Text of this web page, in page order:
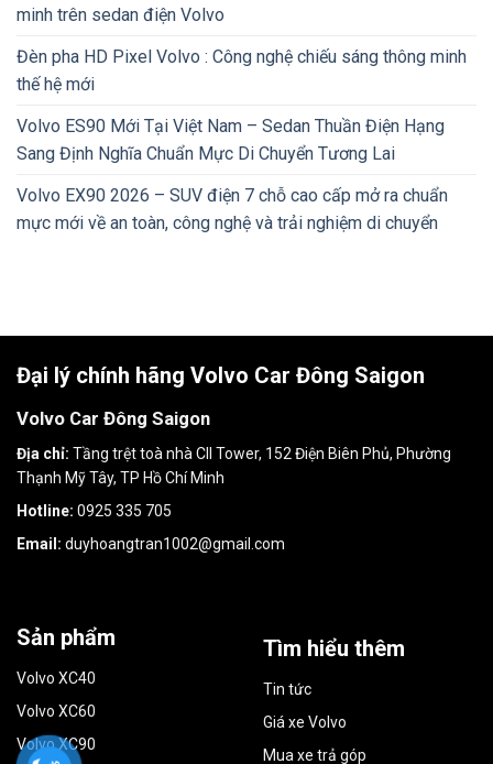
minh trên sedan điện Volvo
Đèn pha HD Pixel Volvo : Công nghệ chiếu sáng thông minh
thế hệ mới
Volvo ES90 Mới Tại Việt Nam – Sedan Thuần Điện Hạng
Sang Định Nghĩa Chuẩn Mực Di Chuyển Tương Lai
Volvo EX90 2026 – SUV điện 7 chỗ cao cấp mở ra chuẩn
mực mới về an toàn, công nghệ và trải nghiệm di chuyển
Đại lý chính hãng Volvo Car Đông Saigon
Volvo Car Đông Saigon
Địa chỉ: Tầng trệt toà nhà CII Tower, 152 Điện Biên Phủ, Phường
Thạnh Mỹ Tây, TP Hồ Chí Minh
Hotline: 0925 335 705
Email: duyhoangtran1002@gmail.com
Sản phẩm
Volvo XC40
Volvo XC60
Volvo XC90
Tìm hiểu thêm
Tin tức
Giá xe Volvo
Mua xe trả góp